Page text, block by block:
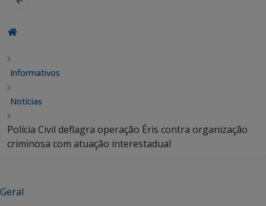
Informativos
Notícias
Polícia Civil deflagra operação Éris contra organização
criminosa com atuação interestadual
Geral